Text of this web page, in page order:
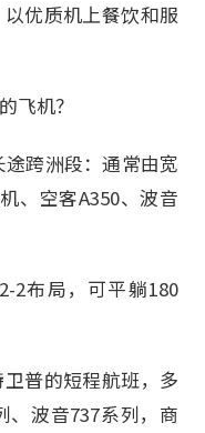
优质机上餐饮和服
飞机？
跨洲段：通常由宽
、空客A350、波音
2布局，可平躺180
普的短程航班，多
、波音737系列，商